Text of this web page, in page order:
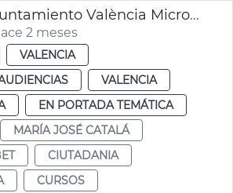
Acuerdo Ayuntamiento València Microsoft cursos IA
2 meses
VALENCIA
VALENCIA
EN PORTADA TEMÁTICA
MARÍA JOSÉ CATALÁ
CIUTADANIA
CURSOS